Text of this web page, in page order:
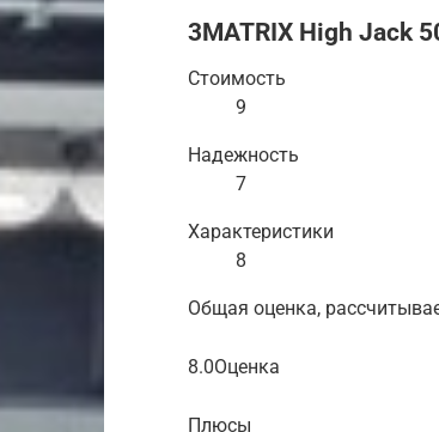
3MATRIX High Jack
Стоимость
9
Надежность
7
Характеристики
8
Общая оценка,
8.0Оценка
Плюсы